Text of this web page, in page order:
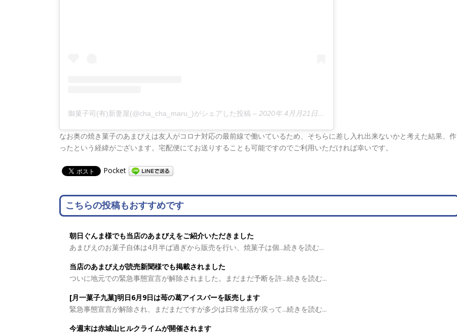
御菓子司(有)新妻屋(@cha_cha_maru_)がシェアした投稿 – 2020年 4月月21日午後5時49分PDT
なお奥の焼き菓子のあまびえは友人がコロナ対応の最前線で働いているため、そちらに差し入れ出来ないかと考えた結果、作
ったという経緯がございます。宅配便にてお送りすることも可能ですのでご利用いただければ幸いです。
Pocket
こちらの投稿もおすすめです
朝日ぐんま様でも当店のあまびえをご紹介いただきました
あまびえのお菓子自体は4月半ば過ぎから販売を行い、焼菓子は個...続きを読む...
当店のあまびえが読売新聞様でも掲載されました
ついに地元での緊急事態宣言が解除されました。まだまだ予断を許...続きを読む...
[月一菓子九菓]明日6月9日は苺の葛アイスバーを販売します
緊急事態宣言が解除され、まだまだですが多少は日常生活が戻って...続きを読む...
今週末は赤城山ヒルクライムが開催されます